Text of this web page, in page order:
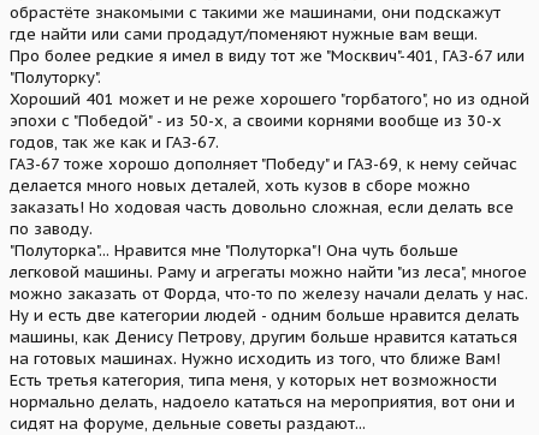
обрастёте знакомыми с такими же машинами, они подскажут
где найти или сами продадут/поменяют нужные вам вещи.
Про более редкие я имел в виду тот же "Москвич"-401, ГАЗ-67 или
"Полуторку".
Хороший 401 может и не реже хорошего "горбатого", но из одной
эпохи с "Победой" - из 50-х, а своими корнями вообще из 30-х
годов, так же как и ГАЗ-67.
ГАЗ-67 тоже хорошо дополняет "Победу" и ГАЗ-69, к нему сейчас
делается много новых деталей, хоть кузов в сборе можно
заказать! Но ходовая часть довольно сложная, если делать все
по заводу.
"Полуторка"... Нравится мне "Полуторка"! Она чуть больше
легковой машины. Раму и агрегаты можно найти "из леса", многое
можно заказать от Форда, что-то по железу начали делать у нас.
Ну и есть две категории людей - одним больше нравится делать
машины, как Денису Петрову, другим больше нравится кататься
на готовых машинах. Нужно исходить из того, что ближе Вам!
Есть третья категория, типа меня, у которых нет возможности
нормально делать, надоело кататься на мероприятия, вот они и
сидят на форуме, дельные советы раздают...